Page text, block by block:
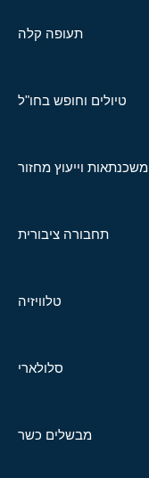
תעופה קלה
טיולים וחופש בחו"ל
משכנתאות וייעוץ מחזור
תחבורה ציבורית
טלוויזיה
סלולארי
מבשלים כשר